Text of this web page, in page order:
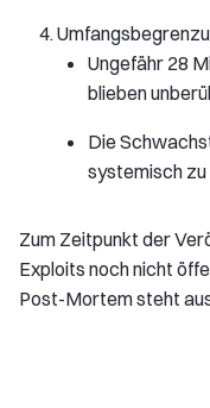
Ungefähr 28
blieben
Die
systemisch zu
Zum Zeitpunkt der
Exploits noch nicht
Post-Mortem steht